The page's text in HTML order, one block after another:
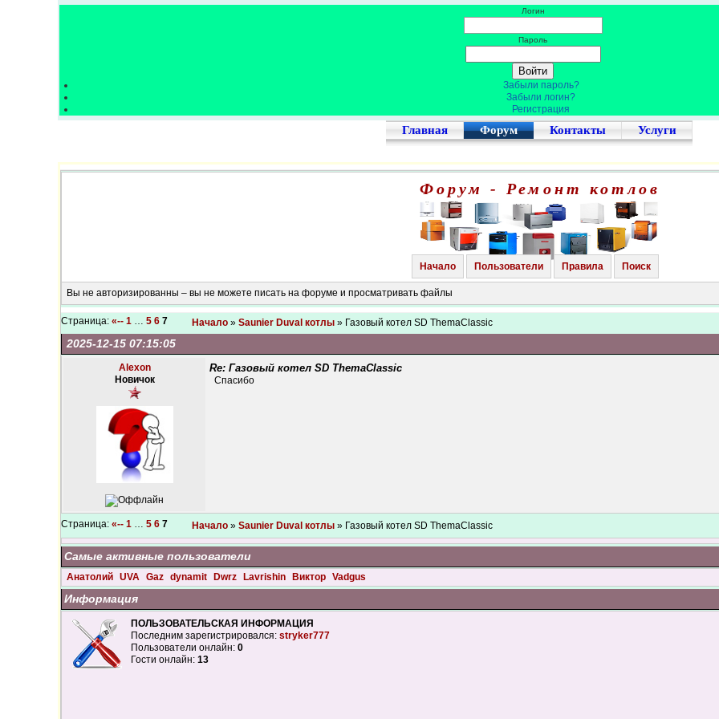
Логин
Пароль
Забыли пароль?
Забыли логин?
Регистрация
Главная Форум Контакты Услуги
Форум - Ремонт котлов
Начало Пользователи Правила Поиск
Вы не авторизированны – вы не можете писать на форуме и просматривать файлы
Страница: «-- 1 … 5 6 7 Начало » Saunier Duval котлы » Газовый котел SD ThemaClassic
2025-12-15 07:15:05
Alexon
Новичок
Re: Газовый котел SD ThemaClassic
Спасибо
Страница: «-- 1 … 5 6 7 Начало » Saunier Duval котлы » Газовый котел SD ThemaClassic
Самые активные пользователи
Анатолий UVA Gaz dynamit Dwrz Lavrishin Виктор Vadgus
Информация
ПОЛЬЗОВАТЕЛЬСКАЯ ИНФОРМАЦИЯ
Последним зарегистрировался: stryker777
Пользователи онлайн: 0
Гости онлайн: 13